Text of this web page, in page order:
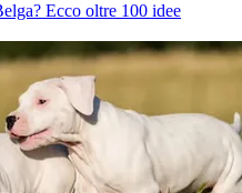
Ecco oltre 100 idee